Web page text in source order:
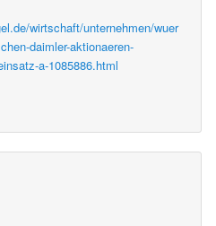
wirtschaft/unternehmen/wuer
daimler-aktionaeren-
a-1085886.html